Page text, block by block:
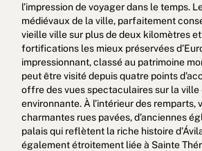
l’impression de voyager dans le temps.
médiévaux de la ville, parfaitement
vieille ville sur plus de deux kilomètres
fortifications les mieux préservées
impressionnant, classé au patrimoine
peut être visité depuis quatre points
offre des vues spectaculaires sur la
environnante. À l’intérieur des remparts,
charmantes rues pavées, d’anciennes
palais qui reflètent la riche histoire
également étroitement liée à Sainte